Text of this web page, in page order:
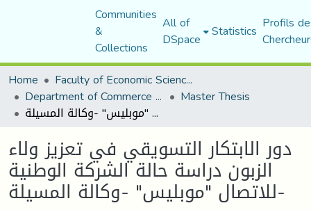
Communities
&
Collections
All of
DSpace Statistics Profils
Home
Faculty of Economic Sciences, Commerce and Management Sciences
Department of Commerce Science Master Thesis
دور الابتكار التسويقي في تعزيز ولاء الزبون دراسة حالة الشركة الوطنية للاتصال "موبليس" -وكالة المسيلة-
دور الابتكار التسويقي في تعزيز ولاء
الزبون دراسة حالة الشركة الوطنية
للاتصال "موبليس" -وكالة المسيلة-